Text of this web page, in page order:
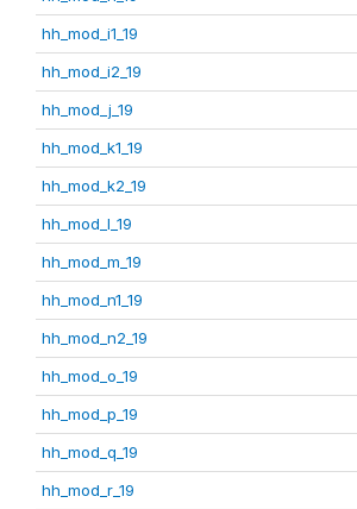
hh_mod_i1_19
hh_mod_i2_19
hh_mod_j_19
hh_mod_k1_19
hh_mod_k2_19
hh_mod_l_19
hh_mod_m_19
hh_mod_n1_19
hh_mod_n2_19
hh_mod_o_19
hh_mod_p_19
hh_mod_q_19
hh_mod_r_19